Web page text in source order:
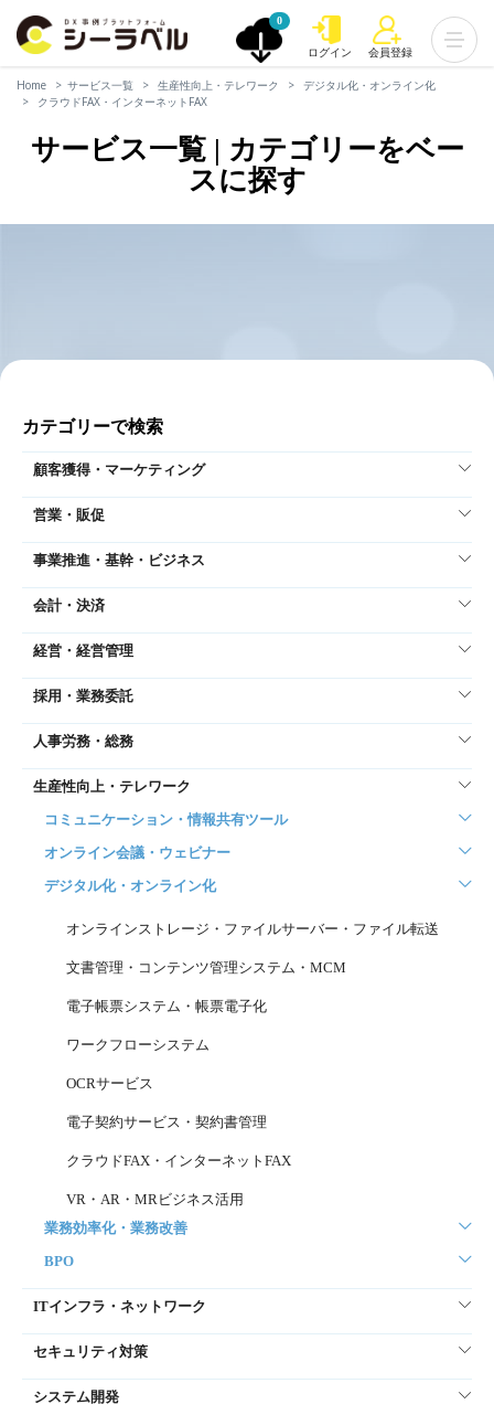
0
ログイン 会員登録
Home サービス一覧 生産性向上・テレワーク
デジタル化・オンライン化
クラウドFAX・インターネットFAX
サービス一覧 | カテゴリーをベー
スに探す
カテゴリーで検索
顧客獲得・マーケティング
営業・販促
事業推進・基幹・ビジネス
会計・決済
経営・経営管理
採用・業務委託
人事労務・総務
生産性向上・テレワーク
コミュニケーション・情報共有ツール
オンライン会議・ウェビナー
デジタル化・オンライン化
オンラインストレージ・ファイルサーバー・ファイル転送
文書管理・コンテンツ管理システム・MCM
電子帳票システム・帳票電子化
ワークフローシステム
OCRサービス
電子契約サービス・契約書管理
クラウドFAX・インターネットFAX
VR・AR・MRビジネス活用
業務効率化・業務改善
BPO
ITインフラ・ネットワーク
セキュリティ対策
システム開発